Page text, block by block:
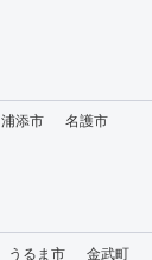
浦添市
名護市
うるま市
金武町